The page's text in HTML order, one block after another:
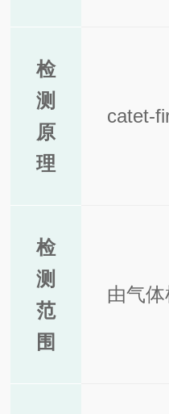
检
测
原
理
catet-
检
测
范
围
由气